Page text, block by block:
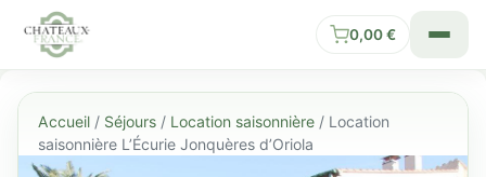
0,00€
Accueil / Séjours / Location saisonnière / Location
saisonnière L’Écurie Jonquères d’Oriola